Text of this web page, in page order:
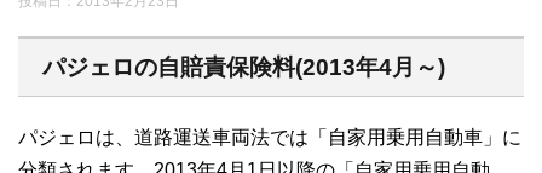
パジェロの自賠責保険料(2013年4月～)
パジェロは、道路運送車両法では「自家用乗用自動車」に